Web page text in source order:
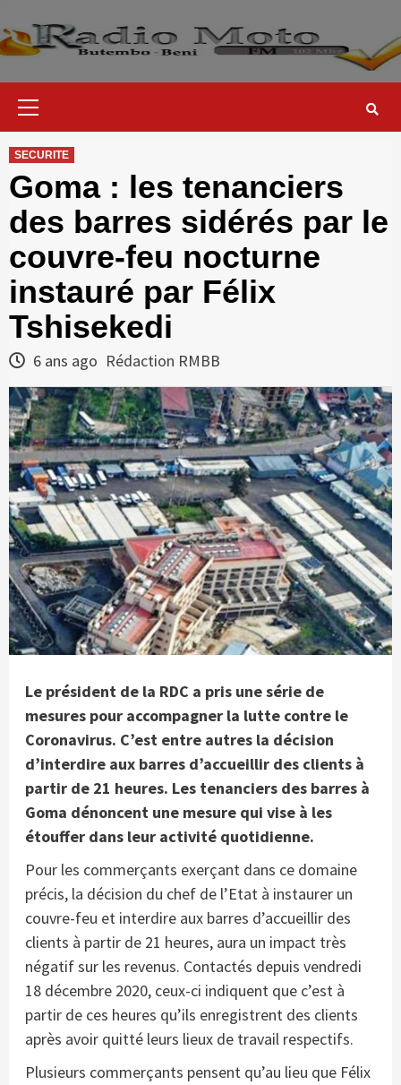
to
content
SECURITE
Goma : les tenanciers
des barres sidérés par le
couvre-feu nocturne
instauré par Félix
Tshisekedi
6 ans ago Rédaction RMBB
Le président de la RDC a pris une série de
mesures pour accompagner la lutte contre le
Coronavirus. C’est entre autres la décision
d’interdire aux barres d’accueillir des clients à
partir de 21 heures. Les tenanciers des barres à
Goma dénoncent une mesure qui vise à les
étouffer dans leur activité quotidienne.
Pour les commerçants exerçant dans ce domaine
précis, la décision du chef de l’Etat à instaurer un
couvre-feu et interdire aux barres d’accueillir des
clients à partir de 21 heures, aura un impact très
négatif sur les revenus. Contactés depuis vendredi
18 décembre 2020, ceux-ci indiquent que c’est à
partir de ces heures qu’ils enregistrent des clients
après avoir quitté leurs lieux de travail respectifs.
Plusieurs commerçants pensent qu’au lieu que Félix